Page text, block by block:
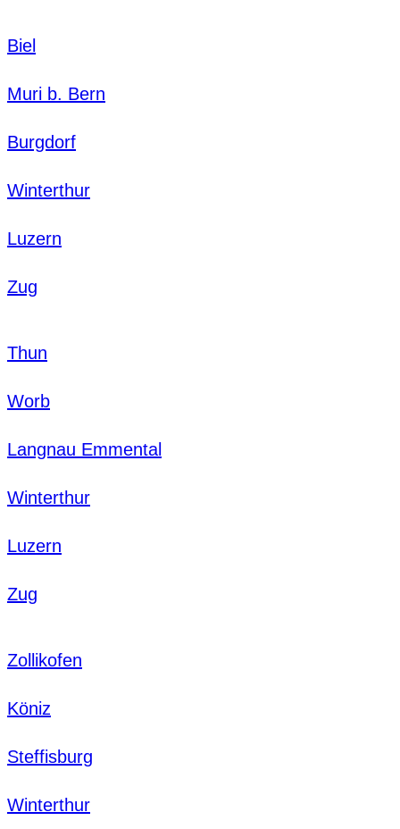
Biel
Muri b. Bern
Burgdorf
Winterthur
Luzern
Zug
Thun
Worb
Langnau Emmental
Winterthur
Luzern
Zug
Zollikofen
Köniz
Steffisburg
Winterthur